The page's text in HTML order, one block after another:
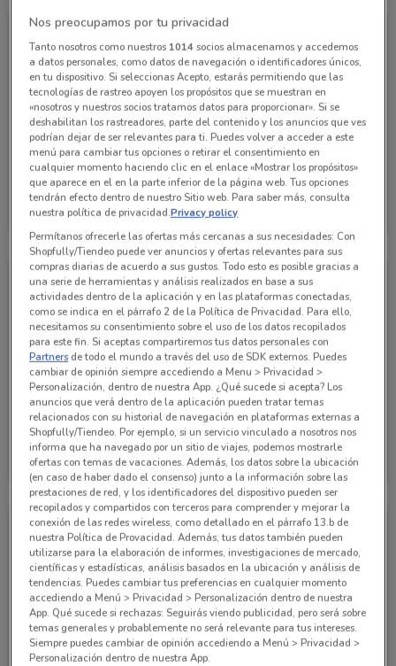
Waldos
Caduca el 16/08
-3 DÍAS
Waldos
Caduca Lunes 11.1 km
Waldos
Caduca el 31/08 11.1 km
-3 DÍAS
Nos preocupamos por tu privacidad
Tanto nosotros como nuestros 1014socios almacenamos y accedemos
a datos personales, como datos de navegación o identificadores únicos,
en tu dispositivo. Si seleccionas Acepto, estarás permitiendo que las
tecnologías de rastreo apoyen los propósitos que se muestran en
«nosotros y nuestros socios tratamos datos para proporcionar». Si se
deshabilitan los rastreadores, parte del contenido y los anuncios que ves
podrían dejar de ser relevantes para ti. Puedes volver a acceder a este
menú para cambiar tus opciones o retirar el consentimiento en
cualquier momento haciendo clic en el enlace «Mostrar los propósitos»
que aparece en el en la parte inferior de la página web. Tus opciones
tendrán efecto dentro de nuestro Sitio web. Para saber más, consulta
nuestra política de privacidad.Privacy policy
Permítanos ofrecerle las ofertas más cercanas a sus necesidades: Con
Shopfully/Tiendeo puede ver anuncios y ofertas relevantes para sus
compras diarias de acuerdo a sus gustos. Todo esto es posible gracias a
una serie de herramientas y análisis realizados en base a sus
actividades dentro de la aplicación y en las plataformas conectadas,
como se indica en el párrafo 2 de la Política de Privacidad. Para ello,
necesitamos su consentimiento sobre el uso de los datos recopilados
para este fin. Si aceptas compartiremos tus datos personales con
Partners de todo el mundo a través del uso de SDK externos. Puedes
cambiar de opinión siempre accediendo a Menu > Privacidad >
Personalización, dentro de nuestra App. ¿Qué sucede si acepta? Los
anuncios que verá dentro de la aplicación pueden tratar temas
relacionados con su historial de navegación en plataformas externas a
Shopfully/Tiendeo. Por ejemplo, si un servicio vinculado a nosotros nos
informa que ha navegado por un sitio de viajes, podemos mostrarle
ofertas con temas de vacaciones. Además, los datos sobre la ubicación
(en caso de haber dado el consenso) junto a la información sobre las
prestaciones de red, y los identificadores del dispositivo pueden ser
recopilados y compartidos con terceros para comprender y mejorar la
conexión de las redes wireless, como detallado en el párrafo 13.b de
nuestra Política de Provacidad. Además, tus datos también pueden
utilizarse para la elaboración de informes, investigaciones de mercado,
científicas y estadísticas, análisis basados en la ubicación y análisis de
tendencias. Puedes cambiar tus preferencias en cualquier momento
accediendo a Menú > Privacidad > Personalización dentro de nuestra
App. Qué sucede si rechazas: Seguirás viendo publicidad, pero será sobre
temas generales y probablemente no será relevante para tus intereses.
Siempre puedes cambiar de opinión accediendo a Menú > Privacidad >
Personalización dentro de nuestra App.